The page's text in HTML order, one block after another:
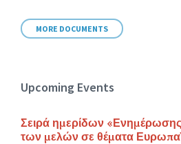
MORE DOCUMENTS
Upcoming Events
Σειρά ημερίδων
των μελών σε θέματα